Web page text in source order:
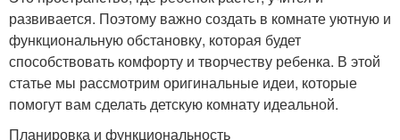
развивается. Поэтому важно создать в комнате уютную и
функциональную обстановку, которая будет
способствовать комфорту и творчеству ребенка. В этой
статье мы рассмотрим оригинальные идеи, которые
помогут вам сделать детскую комнату идеальной.
Планировка и функциональность